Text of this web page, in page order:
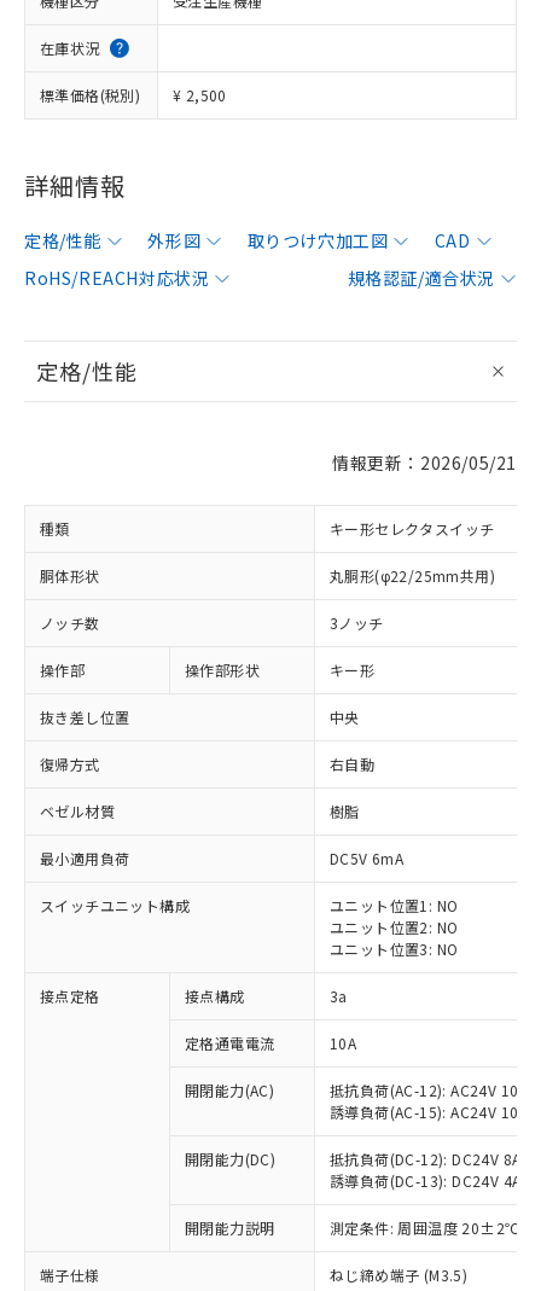
在庫状況
標準価格(税別) ¥ 2,500
詳細情報
定格/性能 外形図 取りつけ穴加工図
CAD
RoHS/REACH対応状況
規格認証/適合状況
定格/性能
情報更新：2026/05/21
種類 キー形セレクタスイッチ
胴体形状 丸胴形(φ22/25mm共用)
ノッチ数 3ノッチ
操作部 操作部形状 キー形
抜き差し位置 中央
復帰方式 右自動
ベゼル材質 樹脂
最小適用負荷 DC5V 6mA
スイッチユニット構成
ユニット位置1: NO
ユニット位置2: NO
ユニット位置3: NO
接点定格 接点構成 3a
定格通電電流 10A
開閉能力(AC)
抵抗負荷(AC-12): AC24V 10A/
誘導負荷(AC-15): AC24V
開閉能力(DC)
抵抗負荷(DC-12): DC24V 8A/
誘導負荷(DC-13): DC24V 4A/
開閉能力説明 測定条件: 周囲温度 20±2℃、
端子仕様 ねじ締め端子 (M3.5)
ご利用条件
対応済み：EU RoHS指令（10物質）の
非含有に対応した製品が提供可能な商品で
対応予定：EU RoHS指令（10物質）の非含
有に対応した製品に切り替える予定のある
対応予定なし：EU RoHS指令（10物質）の